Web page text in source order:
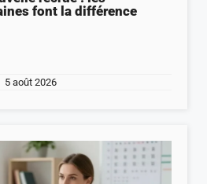
font la différence
5 août 2026